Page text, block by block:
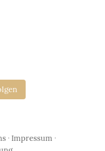
· Impressum ·